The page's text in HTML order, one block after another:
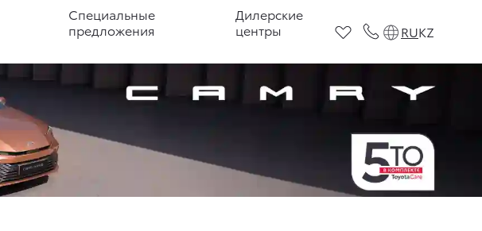
Специальные
предложения
Дилерские
центры
RUKZ